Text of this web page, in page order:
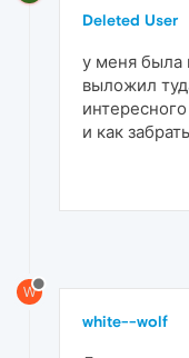
Deleted User
у меня была
выложил
и как
W
white--wolf